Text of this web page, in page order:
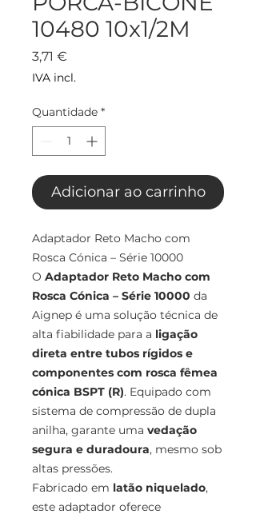
10480 10x1/2M
3,71 €
IVA incl.
Quantidade *
Adicionar ao carrinho
Adaptador Reto Macho com
Rosca Cónica – Série 10000
O Adaptador Reto Macho com
Rosca Cónica – Série 10000 da
Aignep é uma solução técnica de
alta fiabilidade para a ligação
direta entre tubos rígidos e
componentes com rosca fêmea
cónica BSPT (R). Equipado com
sistema de compressão de dupla
anilha, garante uma vedação
segura e duradoura, mesmo sob
altas pressões.
Fabricado em latão niquelado,
este adaptador oferece